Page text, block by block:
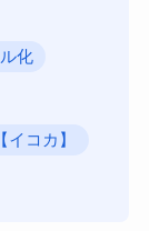
化
イコカ】